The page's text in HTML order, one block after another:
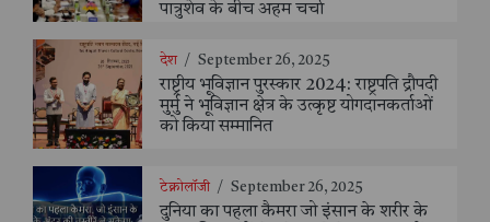
पात्रुशेव के बीच अहम चर्चा
देश / September 26, 2025
राष्ट्रीय भूविज्ञान पुरस्कार 2024: राष्ट्रपति द्रौपदी
मुर्मु ने भूविज्ञान क्षेत्र के उत्कृष्ट योगदानकर्ताओं
को किया सम्मानित
टेक्नोलॉजी / September 26, 2025
दुनिया का पहला कैमरा जो इंसान के शरीर के